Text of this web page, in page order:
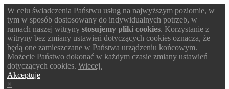
W celu świadczenia Państwu usług na najwyższym poziomie, w
tym w sposób dostosowany do indywidualnych potrzeb, w
ramach naszej witryny stosujemy pliki cookies. Korzystanie z
witryny bez zmiany ustawień dotyczących cookies oznacza, że
będą one zamieszczane w Państwa urządzeniu końcowym.
Możecie Państwo dokonać w każdym czasie zmiany ustawień
dotyczących cookies. Wiecej.
Akceptuje
×